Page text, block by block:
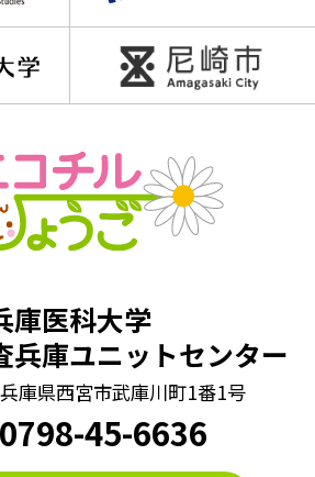
庫医科大学
兵庫ユニットセンター
庫県西宮市武庫川町1番1号
0798-45-6636